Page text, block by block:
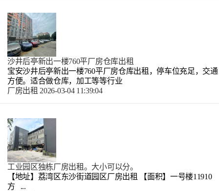
沙井后亭新出一楼760平厂房仓库出租
宝安沙井后亭新出一楼760平厂房仓库出租，停车位充足，交通
方便。适合做仓库，加工等等行业
厂房出租 2026-03-04 11:39:04
工业园区独栋厂房出租。大小可以分。
【地址】荔湾区东沙街道园区厂房出租 【面积】一号楼11910
方 ...